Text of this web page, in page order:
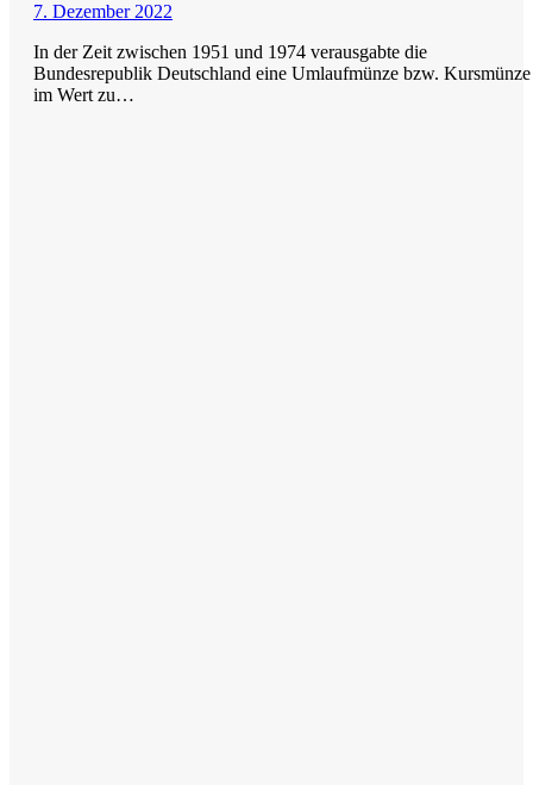
7. Dezember 2022
In der Zeit zwischen 1951 und 1974 verausgabte die
Bundesrepublik Deutschland eine Umlaufmünze bzw. Kursmünze
im Wert zu…